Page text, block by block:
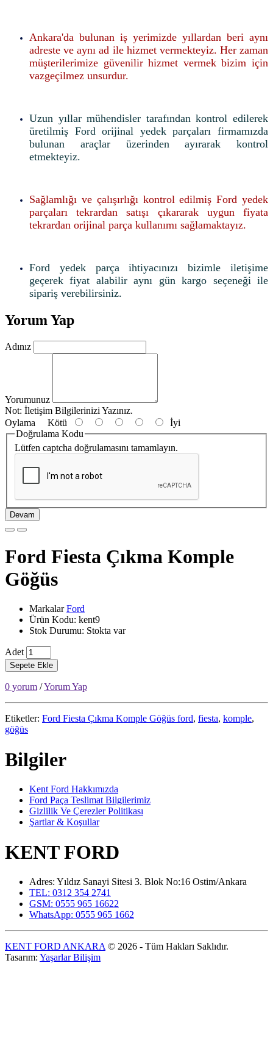
Ankara'da bulunan iş yerimizde yıllardan beri aynı
adreste ve aynı ad ile hizmet vermekteyiz. Her zaman
müşterilerimize güvenilir hizmet vermek bizim için
vazgeçilmez unsurdur.
Uzun yıllar mühendisler tarafından kontrol edilerek
üretilmiş Ford orijinal yedek parçaları firmamızda
bulunan araçlar üzerinden ayırarak kontrol
etmekteyiz.
Sağlamlığı ve çalışırlığı kontrol edilmiş Ford yedek
parçaları tekrardan satışı çıkararak uygun fiyata
tekrardan orijinal parça kullanımı sağlamaktayız.
Ford yedek parça ihtiyacınızı bizimle iletişime
geçerek fiyat alabilir aynı gün kargo seçeneği ile
sipariş verebilirsiniz.
Yorum Yap
Adınız
Yorumunuz
Not: İletişim Bilgilerinizi Yazınız.
Oylama Kötü
İyi
Doğrulama Kodu
Lütfen captcha doğrulamasını tamamlayın.
Devam
Ford Fiesta Çıkma Komple
Göğüs
MarkalarFord
Ürün Kodu: kent9
Stok Durumu: Stokta var
Adet
Sepete Ekle
0 yorum /Yorum Yap
Etiketler: Ford Fiesta Çıkma Komple Göğüs ford, fiesta, komple,
göğüs
Bilgiler
Kent Ford Hakkımızda
Ford Paça Teslimat Bilgilerimiz
Gizlilik Ve Çerezler Politikası
Şartlar & Koşullar
KENT FORD
Adres: Yıldız Sanayi Sitesi 3. Blok No:16 Ostim/Ankara
TEL: 0312 354 2741
GSM: 0555 965 16622
WhatsApp: 0555 965 1662
KENT FORD ANKARA © 2026 - Tüm Hakları Saklıdır.
Tasarım: Yaşarlar Bilişim